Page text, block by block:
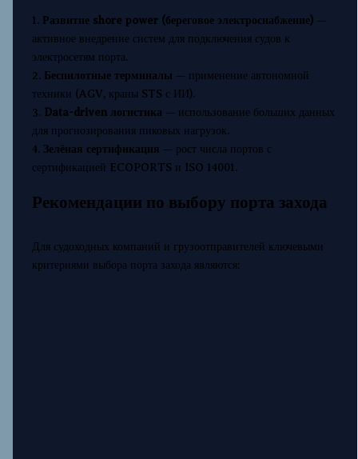
1. Развитие shore power (береговое электроснабжение)—
активное внедрение систем для подключения судов к
электросетям порта.
2. Беспилотные терминалы — применение автономной
техники (AGV, краны STS с ИИ).
3. Data-driven логистика — использование больших данных
для прогнозирования пиковых нагрузок.
4. Зелёная сертификация — рост числа портов с
сертификацией ECOPORTS и ISO 14001.
Рекомендации по выбору порта захода
Для судоходных компаний и грузоотправителей ключевыми
критериями выбора порта захода являются: